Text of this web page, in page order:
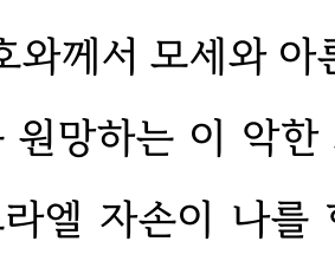
와께서 모세와
원망하는 이 악
엘 자손이 나를